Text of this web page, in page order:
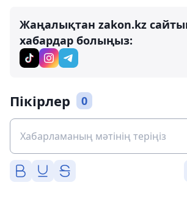
Жаңалықтан zakon.kz
хабардар болыңыз:
Пікірлер 0